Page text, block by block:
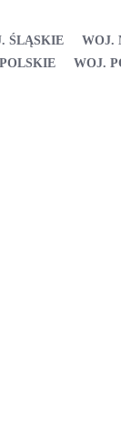
ŚLĄSKIE
WOJ.
WOJ.